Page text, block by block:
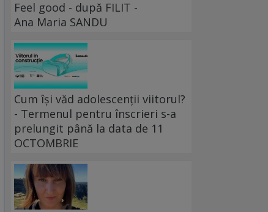
Feel good - după FILIT -
Ana Maria SANDU
Cum își văd adolescenții viitorul?
- Termenul pentru înscrieri s-a
prelungit până la data de 11
OCTOMBRIE